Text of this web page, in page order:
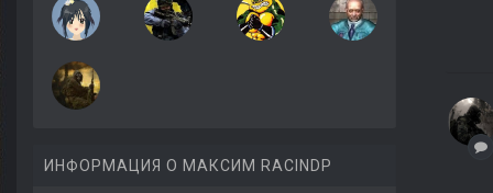
ИНФОРМАЦИЯ О МАКСИМ RAСINDP